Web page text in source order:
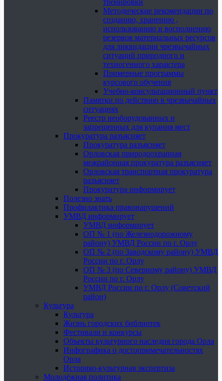
тренировки
Методические рекомендации по
созданию, хранению ,
использованию и восполнению
резервов материальных ресурсов
для ликвидации чрезвычайных
ситуаций природного и
техногенного характера
Примерные программы
курсового обучения
Учебно-консультационный пункт
Памятки по действию в чрезвычайных
ситуациях
Реестр необорудованных и
запрещенных для купания мест
Прокуратура разъясняет
Прокуратура разъясняет
Орловская природоохранная
межрайонная прокуратура разъясняет
Орловская транспортная прокуратура
разъясняет
Прокуратура информирует
Полезно знать
Профилактика правонарушений
УМВД информирует
УМВД информирует
ОП № 1 (по Железнодорожному
району) УМВД России по г. Орлу
ОП № 2 (по Заводскому району) УМВД
России по г. Орлу
ОП № 3 (по Северному району) УМВД
России по г. Орлу
УМВД России по г. Орлу (Советский
район)
Культура
Культура
Жизнь городских библиотек
Фестивали и конкурсы
Объекты культурного наследия города Орла
Инфографика о достопримечательностях
Орла
Историко-культурная экспертиза
Молодёжная политика